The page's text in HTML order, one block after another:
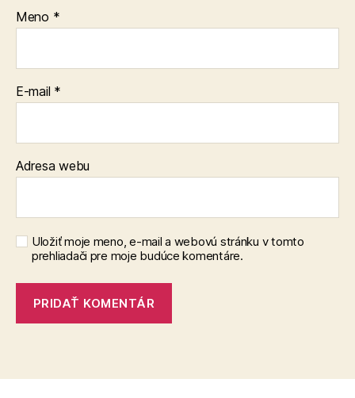
Meno *
E-mail *
Adresa webu
Uložiť moje meno, e-mail a webovú stránku v tomto
prehliadači pre moje budúce komentáre.